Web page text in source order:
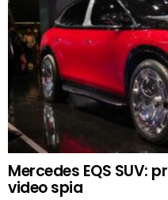
Mercedes EQS SUV:
video spia